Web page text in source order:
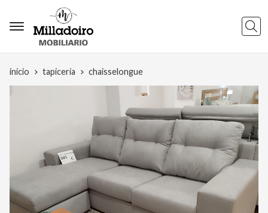
inicio tapicería chaisselongue